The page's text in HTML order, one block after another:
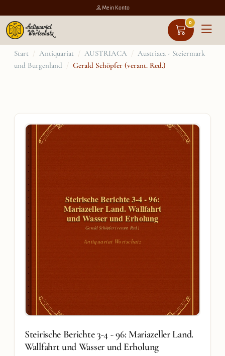
Mein Konto
0
Zum
Inhalt
Start / Antiquariat / AUSTRIACA / Austriaca - Steiermark
und Burgenland / Gerald Schöpfer (verant. Red.)
Steirische Berichte 3-4 - 96:
Mariazeller Land. Wallfahrt
und Wasser und Erholung
Gerald Schöpfer (verant. Red.)
Antiquariat Wortschatz
Steirische Berichte 3-4 - 96: Mariazeller Land.
Wallfahrt und Wasser und Erholung